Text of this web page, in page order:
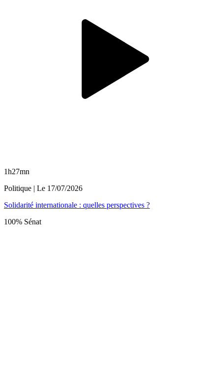
1h27mn
Politique | Le 17/07/2026
Solidarité internationale : quelles perspectives ?
100% Sénat